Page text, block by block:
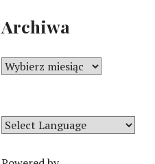
g
r
i
Archiwa
A
h
i